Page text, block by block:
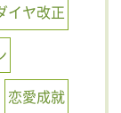
イヤ改正
恋愛成就